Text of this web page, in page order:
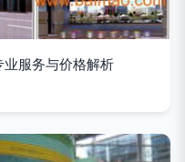
服务与价格解析